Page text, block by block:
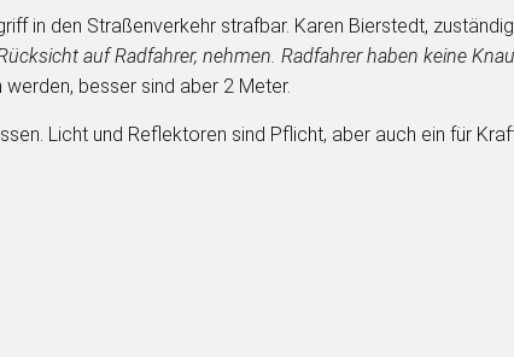
in den Straßenverkehr strafbar. Karen Bierstedt,
auf Radfahrer, nehmen. Radfahrer haben keine
besser sind aber 2 Meter.
Licht und Reflektoren sind Pflicht, aber auch ein für